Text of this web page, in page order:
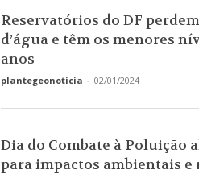
Reservatórios do DF
d’água e têm os menores
anos
plantegeonoticia - 02/01/2024
Dia do Combate à Poluição
para impactos ambientais e